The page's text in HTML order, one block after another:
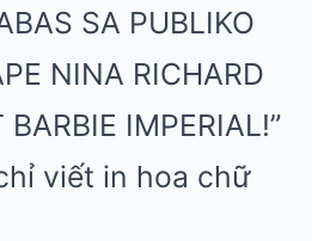
SA PUBLIKO
NINA RICHARD
BARBIE IMPERIAL!”
viết in hoa chữ